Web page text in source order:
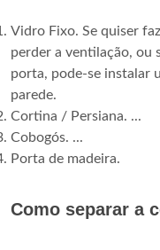
Vidro Fixo. Se quiser
perder a ventilação, ou
porta, pode-se instalar
parede.
Cortina / Persiana. ...
Cobogós. ...
Porta de madeira.
Como separar a